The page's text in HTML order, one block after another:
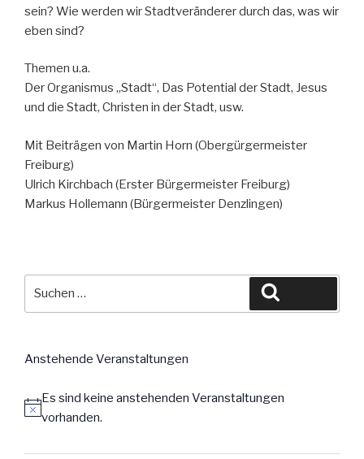
sein? Wie werden wir Stadtveränderer durch das, was wir
eben sind?
Themen u.a.
Der Organismus „Stadt“, Das Potential der Stadt, Jesus
und die Stadt, Christen in der Stadt, usw.
Mit Beiträgen von Martin Horn (Obergürgermeister
Freiburg)
Ulrich Kirchbach (Erster Bürgermeister Freiburg)
Markus Hollemann (Bürgermeister Denzlingen)
Anstehende Veranstaltungen
Es sind keine anstehenden Veranstaltungen
vorhanden.